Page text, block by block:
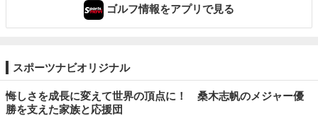
ゴルフ情報をアプリで見る
スポーツナビオリジナル
悔しさを成長に変えて世界の頂点に！ 桑木志帆のメジャー優
勝を支えた家族と応援団